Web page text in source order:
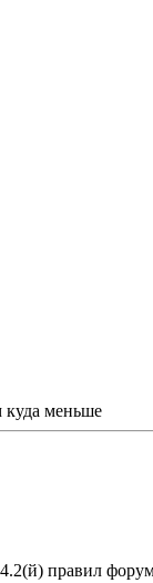
куда меньше
правил